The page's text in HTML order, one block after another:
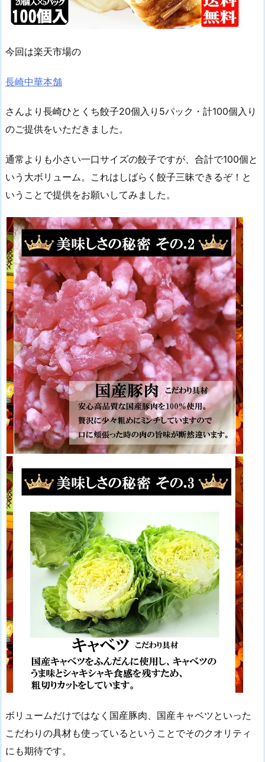
今回は楽天市場の
長崎中華本舗
さんより長崎ひとくち餃子20個入り5パック・計100個入り
のご提供をいただきました。
通常よりも小さい一口サイズの餃子ですが、合計で100個と
いう大ボリューム。これはしばらく餃子三昧できるぞ！と
いうことで提供をお願いしてみました。
ボリュームだけではなく国産豚肉、国産キャベツといった
こだわりの具材も使っているということでそのクオリティ
にも期待です。